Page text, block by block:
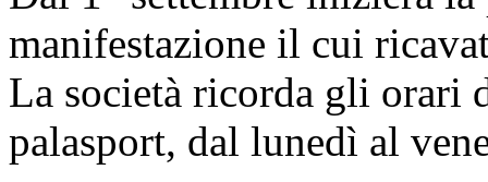
manifestazione il cui
La società ricorda gli orari
palasport, dal lunedì al